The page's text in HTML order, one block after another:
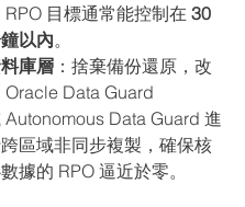
RPO 目標通常能控制在 30
以內。
庫層 ：捨棄備份還原，改
Oracle Data Guard
Autonomous Data Guard 進
區域非同步複製，確保核
據的 RPO 逼近於零。